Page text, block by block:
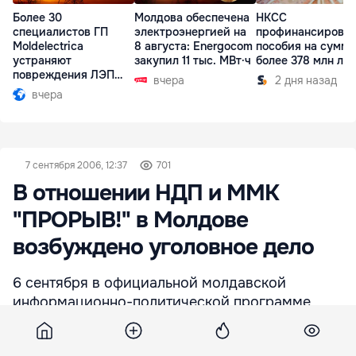
Более 30
специалистов ГП
Moldelectrica
устраняют
повреждения ЛЭП
Бельцы-Днестровск
вчера
Молдова обеспечена
электроэнергией на
8 августа: Energocom
закупил 11 тыс. МВт·ч
вчера
НКСС
пособия на сумму
более 378 млн
2 дня назад
7 сентября 2006, 12:37 701
В отношении НДП и ММК
"ПРОРЫВ!" в Молдове
возбуждено уголовное дело
6 сентября в официальной молдавской
информационно-политической программе
«Месаджер» было озвучено следующее
сообщение: «Генеральной прокуратурой